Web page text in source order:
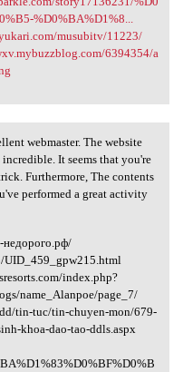
%D0%BA%D1%8...
musubitv/11223/
6394354/a
webmaster. The website
It seems that you're
Furthermore, The contents
performed a great activity
недорого.рф/
UID_459_gpw215.html
index.php?
name_Alanpoe/page_7/
tin-tuc/tin-chuyen-mon/679-
khoa-dao-tao-ddls.aspx